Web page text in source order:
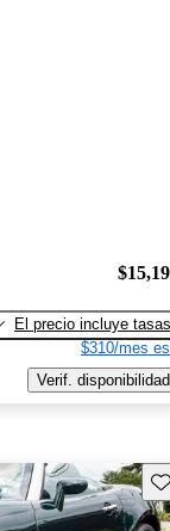
El precio incluye tasas
$310/mes
Verif. disponibilidad